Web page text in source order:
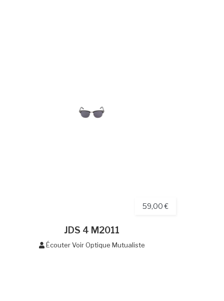
59,00 €
JDS 4 M2011
Écouter Voir Optique Mutualiste